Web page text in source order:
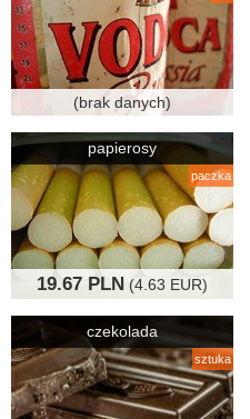
(brak danych)
papierosy
paczka
19.67 PLN (4.63 EUR)
czekolada
sztuka